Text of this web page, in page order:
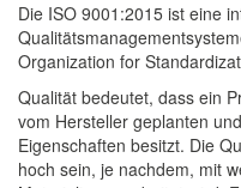
Die ISO 9001:2015 ist eine
Organization for
Qualität bedeutet, dass ein
vom Hersteller geplanten
Eigenschaften besitzt. Die
hoch sein, je nachdem, mit